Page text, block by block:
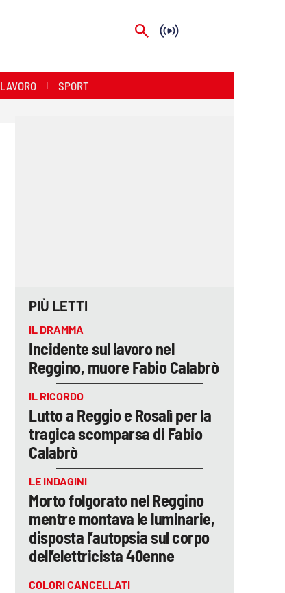
SPORT
PIÙ LETTI
IL DRAMMA
Incidente sul lavoro nel
Reggino, muore Fabio Calabrò
IL RICORDO
Lutto a Reggio e Rosalì per la
tragica scomparsa di Fabio
Calabrò
LE INDAGINI
Morto folgorato nel Reggino
mentre montava le luminarie,
disposta l’autopsia sul corpo
dell’elettricista 40enne
COLORI CANCELLATI